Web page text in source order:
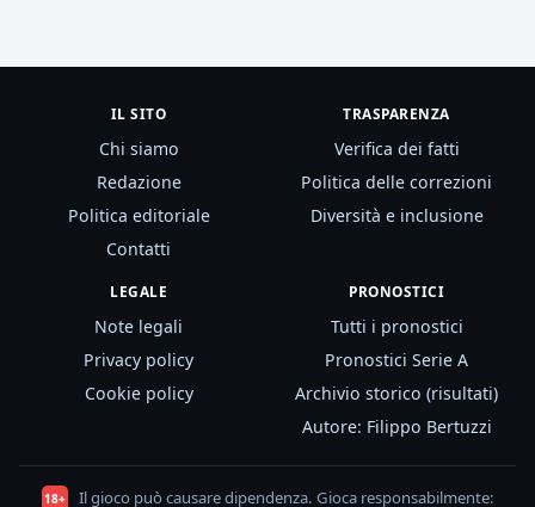
IL SITO
Chi siamo
Redazione
Politica editoriale
Contatti
TRASPARENZA
Verifica dei fatti
Politica delle correzioni
Diversità e inclusione
LEGALE
Note legali
Privacy policy
Cookie policy
PRONOSTICI
Tutti i pronostici
Pronostici Serie A
Archivio storico (risultati)
Autore: Filippo Bertuzzi
18+ Il gioco può causare dipendenza. Gioca responsabilmente: